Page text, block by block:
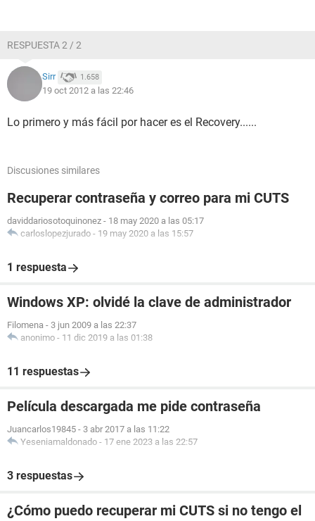
RESPUESTA 2 / 2
Sirr 1.658
19 oct 2012 a las 22:46
Lo primero y más fácil por hacer es el Recovery......
Discusiones similares
Recuperar contraseña y correo para mi CUTS
daviddariosotoquinonez - 18 may 2020 a las 05:17
carloslopezjurado - 19 may 2020 a las 15:57
1 respuesta
Windows XP: olvidé la clave de administrador
Filomena - 3 jun 2009 a las 22:37
anonimo - 11 dic 2019 a las 01:38
11 respuestas
Película descargada me pide contraseña
Juancarlos19845 - 3 abr 2017 a las 11:22
Yeseniamaldonado - 17 ene 2023 a las 22:57
3 respuestas
¿Cómo puedo recuperar mi CUTS si no tengo el